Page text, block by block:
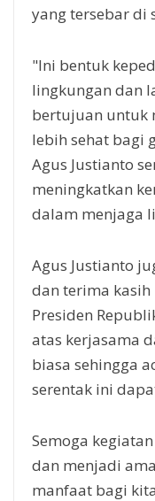
yang tersebar di
"Ini bentuk
lingkungan dan
bertujuan untuk
lebih sehat bagi
Agus Justianto
meningkatkan
dalam menjaga
Agus Justianto
dan terima kasih
Presiden
atas kerjasama
biasa sehingga
serentak ini
Semoga
dan menjadi
manfaat bagi